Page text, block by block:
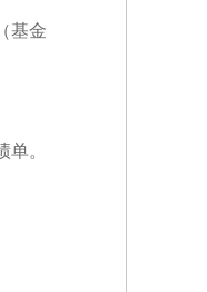
基金
。